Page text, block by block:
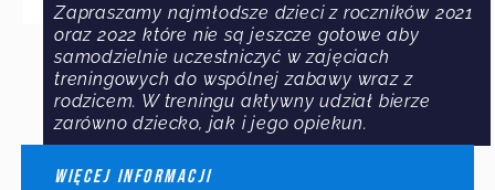
Zapraszamy najmłodsze dzieci z roczników 2021
oraz 2022 które nie są jeszcze gotowe aby
samodzielnie uczestniczyć w zajęciach
treningowych do wspólnej zabawy wraz z
rodzicem. W treningu aktywny udział bierze
zarówno dziecko, jak i jego opiekun.
WIĘCEJ INFORMACJI